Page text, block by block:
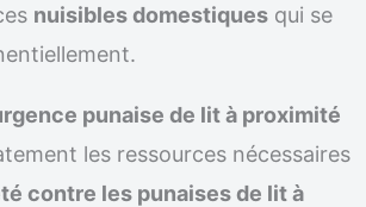
nuisibles domestiques qui se
punaise de lit à proximité
les ressources nécessaires
contre les punaises de lit à